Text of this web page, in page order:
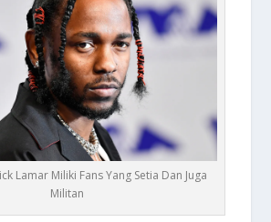
Lamar Miliki Fans Yang Setia Dan Juga
Militan